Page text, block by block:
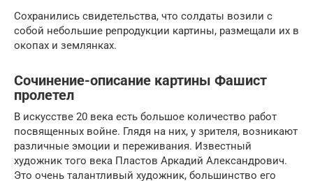
Сохранились свидетельства, что солдаты возили с
собой небольшие репродукции картины, размещали их в
окопах и землянках.
Сочинение-описание картины Фашист
пролетел
В искусстве 20 века есть большое количество работ
посвященных войне. Глядя на них, у зрителя, возникают
различные эмоции и переживания. Известный
художник того века Пластов Аркадий Александрович.
Это очень талантливый художник, большинство его